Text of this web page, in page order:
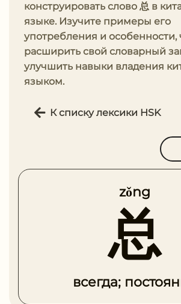
конструировать слово 总 в
языке. Изучите примеры его
употребления и особенности,
расширить свой словарный
улучшить навыки владения
языком.
К списку лексики HSK
zǒng
总
всегда;